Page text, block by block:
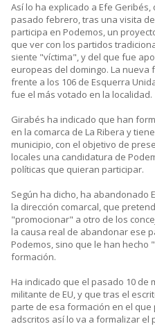
Así lo ha explicado a Efe
pasado febrero, tras una visita
participa en Podemos, un
que ver con los partidos
siente "víctima", y del que fue
europeas del domingo. La nueva
frente a los 106 de Esquerra
fue el más votado en la localidad.
Girabés ha indicado que han
en la comarca de La Ribera y
municipio, con el objetivo de
locales una candidatura de
políticas que quieran participar.
Según ha dicho, ha abandonado
la dirección comarcal, que
"promocionar" a otro de los
la causa real de abandonar ese
Podemos, sino que le han hecho
formación.
Ha indicado que el pasado 10 de
militante de EU, y que tras el
parte de esa formación en el
adscritos así lo va a formalizar el